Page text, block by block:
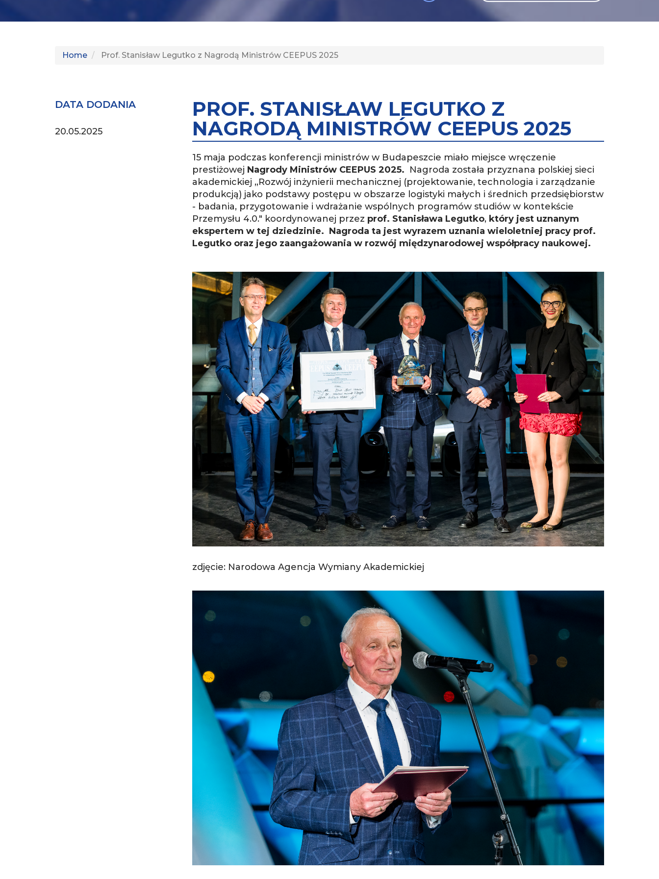
Home Prof. Stanisław Legutko z Nagrodą Ministrów CEEPUS 2025
DATA DODANIA
20.05.2025
PROF. STANISŁAW LEGUTKO Z
NAGRODĄ MINISTRÓW CEEPUS 2025
15 maja podczas konferencji ministrów w Budapeszcie miało miejsce wręczenie
prestiżowej Nagrody Ministrów CEEPUS 2025. Nagroda została przyznana polskiej sieci
akademickiej ,,Rozwój inżynierii mechanicznej (projektowanie, technologia i zarządzanie
produkcją) jako podstawy postępu w obszarze logistyki małych i średnich przedsiębiorstw
- badania, przygotowanie i wdrażanie wspólnych programów studiów w kontekście
Przemysłu 4.0." koordynowanej przez prof. Stanisława Legutko,który jest uznanym
ekspertem w tej dziedzinie. Nagroda ta jest wyrazem uznania wieloletniej pracy prof.
Legutko oraz jego zaangażowania w rozwój międzynarodowej współpracy naukowej.
zdjęcie: Narodowa Agencja Wymiany Akademickiej